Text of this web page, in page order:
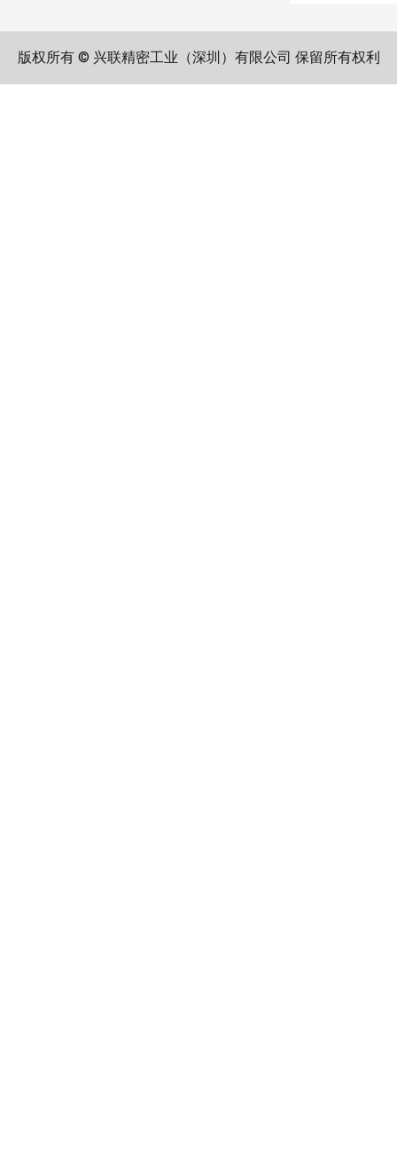
版权所有 © 兴联精密工业（深圳）有限公司 保留所有权利